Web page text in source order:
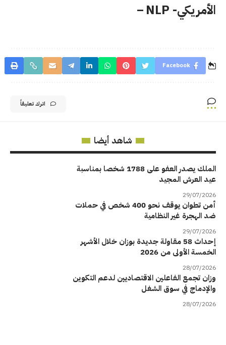
الأمريكي- NLP
–
Facebook
اترك تعليقاً
شاهد أيضا
الملك يصدر العفو على 1788 شخصا بمناسبة
عيد العرش المجيد
29/07/2026
أمن تطوان يوقف نحو 400 شخص في حملات
ضد الهجرة غير النظامية
29/07/2026
إحداث 58 مقاولة جديدة بوزان خلال الأشهر
الخمسة الأولى من 2026
28/07/2026
وزان تجمع الفاعلين الاقتصاديين لدعم التكوين
والإدماج في سوق الشغل
28/07/2026